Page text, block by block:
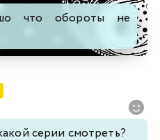
что обороты не
серии смотреть?